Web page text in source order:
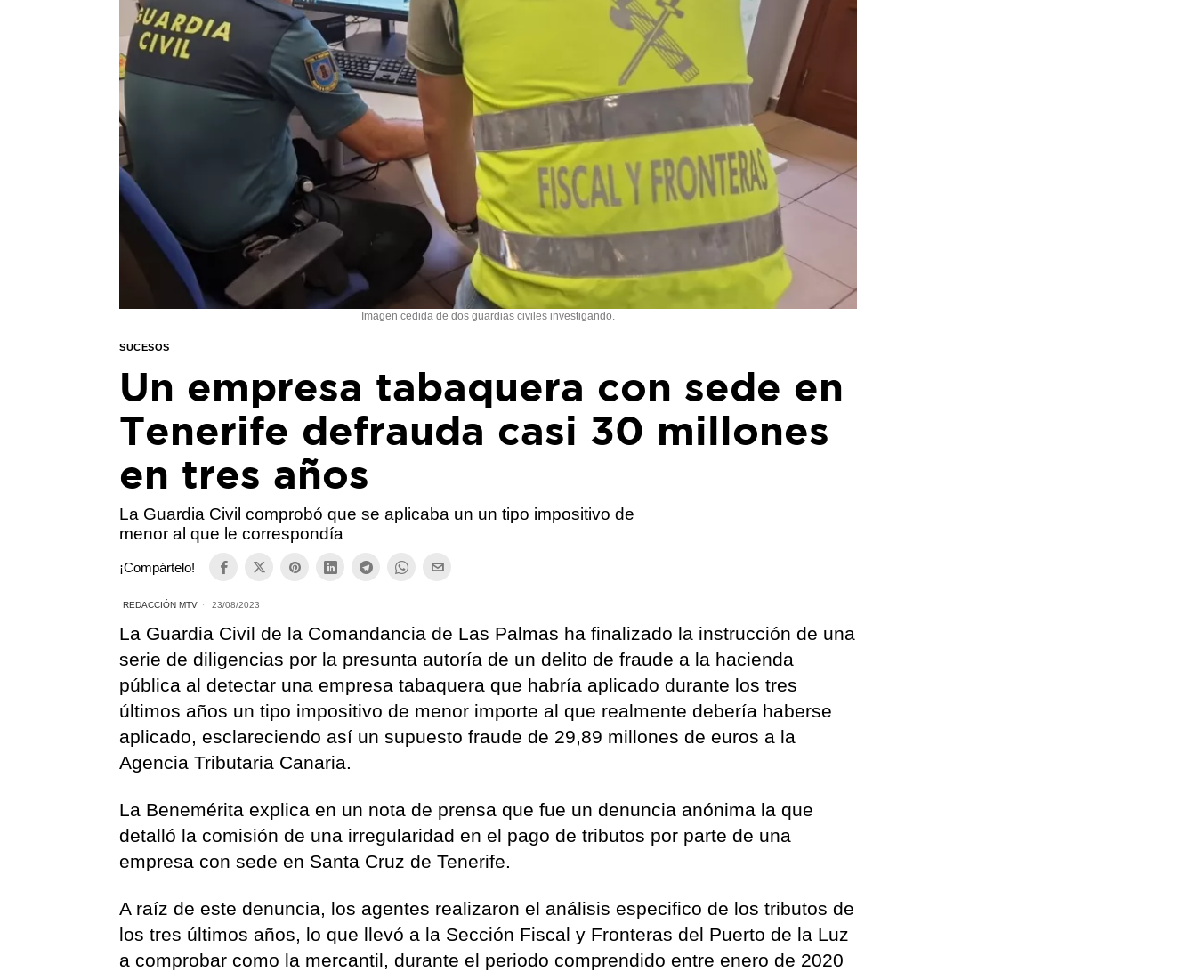
Imagen cedida de dos guardias civiles investigando.
SUCESOS
Un empresa tabaquera con sede en
Tenerife defrauda casi 30 millones
en tres años
La Guardia Civil comprobó que se aplicaba un un tipo impositivo de
menor al que le correspondía
¡Compártelo!
REDACCIÓN MTV 23/08/2023
La Guardia Civil de la Comandancia de Las Palmas ha finalizado la instrucción de una
serie de diligencias por la presunta autoría de un delito de fraude a la hacienda
pública al detectar una empresa tabaquera que habría aplicado durante los tres
últimos años un tipo impositivo de menor importe al que realmente debería haberse
aplicado, esclareciendo así un supuesto fraude de 29,89 millones de euros a la
Agencia Tributaria Canaria.
La Benemérita explica en un nota de prensa que fue un denuncia anónima la que
detalló la comisión de una irregularidad en el pago de tributos por parte de una
empresa con sede en Santa Cruz de Tenerife.
A raíz de este denuncia, los agentes realizaron el análisis especifico de los tributos de
los tres últimos años, lo que llevó a la Sección Fiscal y Fronteras del Puerto de la Luz
a comprobar como la mercantil, durante el periodo comprendido entre enero de 2020